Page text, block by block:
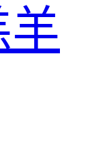
羊